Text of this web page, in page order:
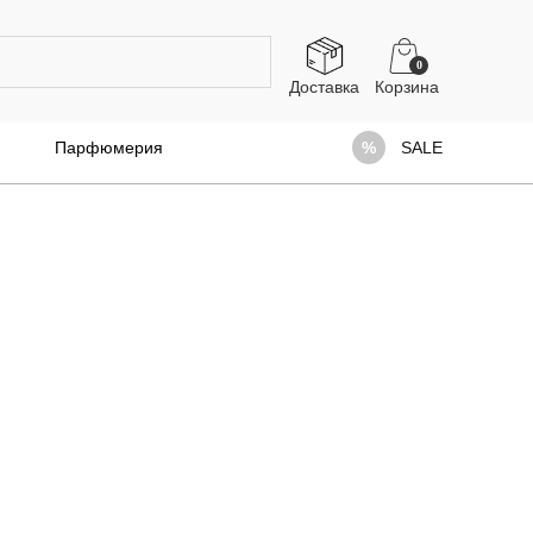
Доставка
0
Парфюмерия SALE